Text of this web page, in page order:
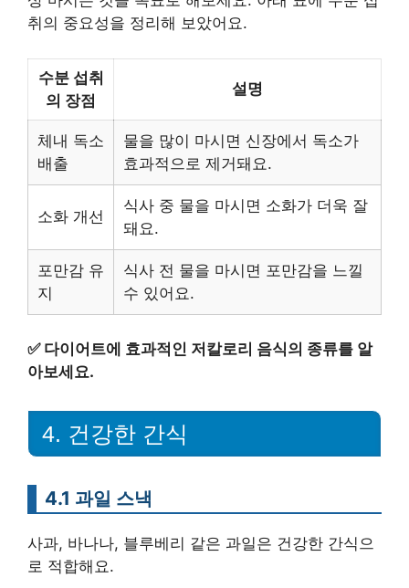
취의 중요성을 정리해 보았어요.
수분 섭취
의 장점
설명
체내 독소
배출
물을 많이 마시면 신장에서 독소가
효과적으로 제거돼요.
소화 개선
식사 중 물을 마시면 소화가 더욱 잘
돼요.
포만감 유
지
식사 전 물을 마시면 포만감을 느낄
수 있어요.
✅ 다이어트에 효과적인 저칼로리 음식의 종류를 알
아보세요.
4. 건강한 간식
4.1 과일 스낵
사과, 바나나, 블루베리 같은 과일은 건강한 간식으
로 적합해요.